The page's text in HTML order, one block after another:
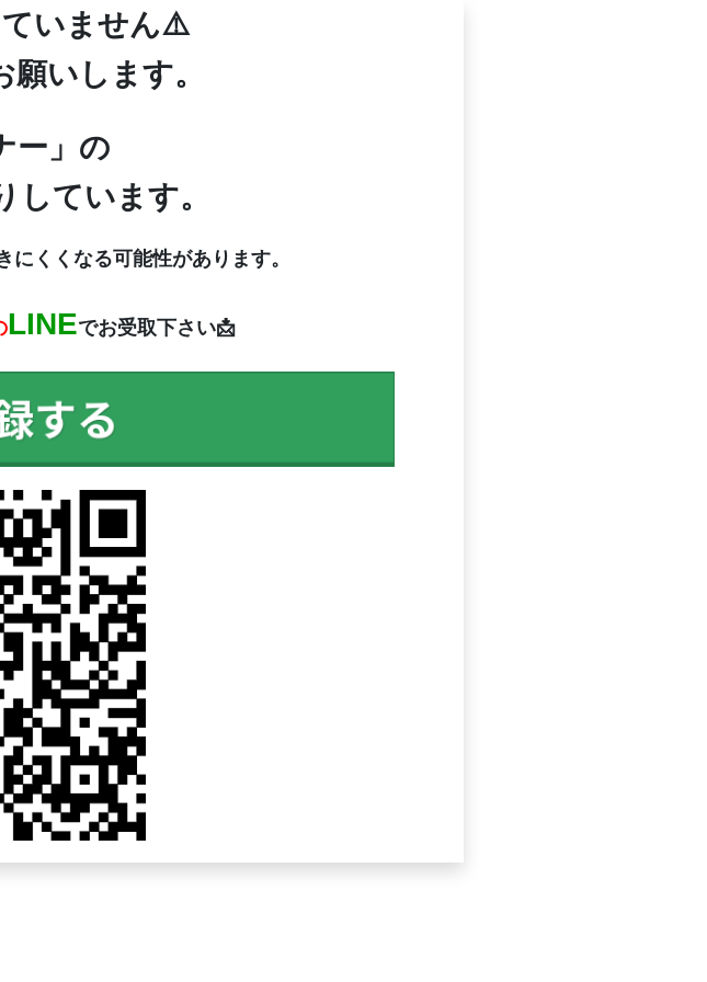
ていません⚠️
願いします。
ー」の
しています。
くくなる可能性があります。
LINEでお受取下さい📩
する